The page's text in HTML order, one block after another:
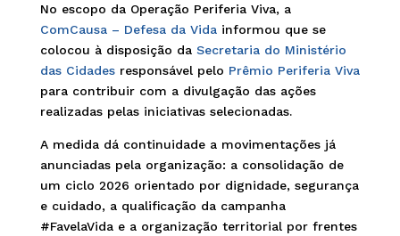
No escopo da Operação Periferia Viva, a
ComCausa – Defesa da Vidainformou que se
colocou à disposição da Secretaria do Ministério
das Cidadesresponsável pelo Prêmio Periferia Viva
para contribuir com a divulgação das ações
realizadas pelas iniciativas selecionadas.
A medida dá continuidade a movimentações já
anunciadas pela organização: a consolidação de
um ciclo 2026 orientado por dignidade, segurança
e cuidado, a qualificação da campanha
#FavelaVida e a organização territorial por frentes